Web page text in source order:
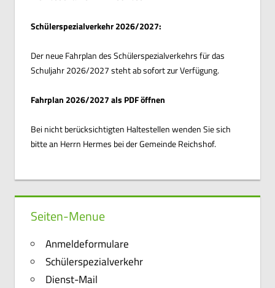
Schülerspezialverkehr 2026/2027:
Der neue Fahrplan des Schülerspezialverkehrs für das
Schuljahr 2026/2027 steht ab sofort zur Verfügung.
Fahrplan 2026/2027 als PDF öffnen
Bei nicht berücksichtigten Haltestellen wenden Sie sich
bitte an Herrn Hermes bei der Gemeinde Reichshof.
Seiten-Menue
Anmeldeformulare
Schülerspezialverkehr
Dienst-Mail